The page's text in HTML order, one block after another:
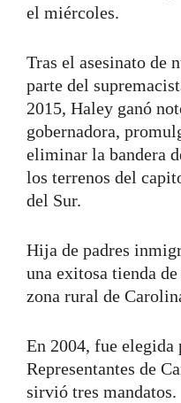
el miércoles.
Tras el asesinato de
parte del
2015, Haley ganó
gobernadora,
eliminar la bandera
los terrenos del
del Sur.
Hija de padres
una exitosa tienda
zona rural de
En 2004, fue elegida
Representantes de
sirvió tres mandatos.